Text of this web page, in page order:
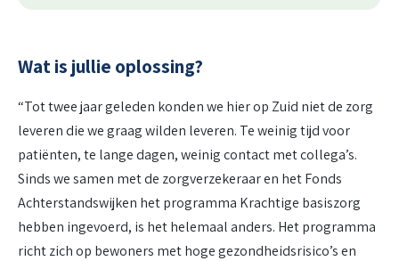
Wat is jullie oplossing?
“Tot twee jaar geleden konden we hier op Zuid niet de zorg
leveren die we graag wilden leveren. Te weinig tijd voor
patiënten, te lange dagen, weinig contact met collega’s.
Sinds we samen met de zorgverzekeraar en het Fonds
Achterstandswijken het programma Krachtige basiszorg
hebben ingevoerd, is het helemaal anders. Het programma
richt zich op bewoners met hoge gezondheidsrisico’s en